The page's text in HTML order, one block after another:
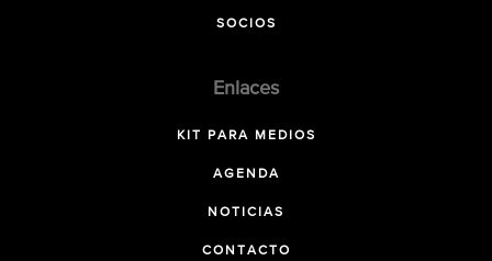
SOCIOS
Enlaces
KIT PARA MEDIOS
AGENDA
NOTICIAS
CONTACTO